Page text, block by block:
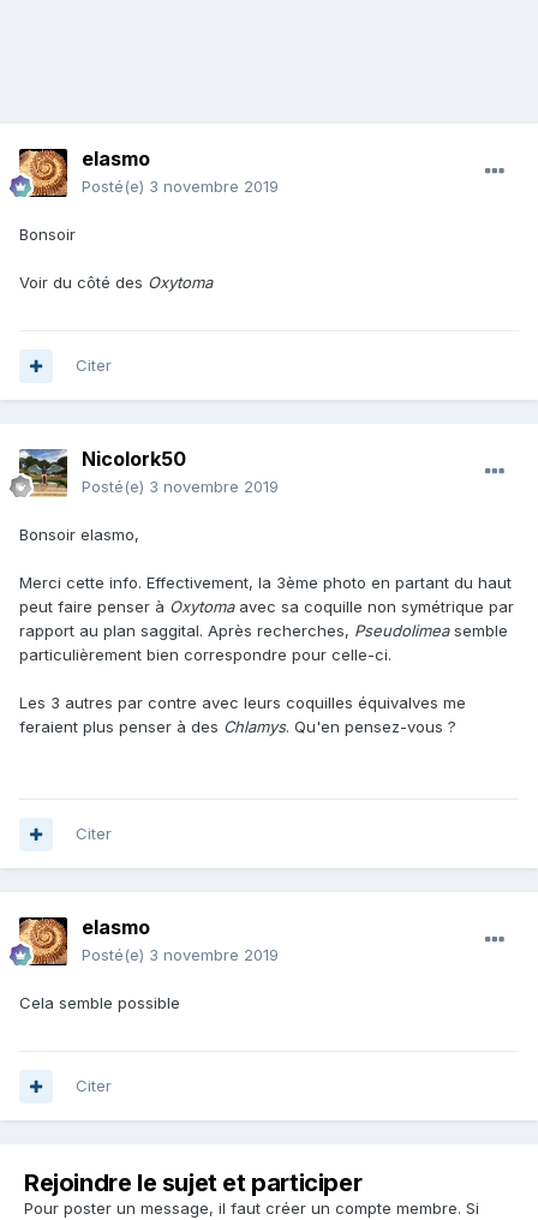
elasmo
Posté(e) 3 novembre 2019
Bonsoir
Voir du côté des Oxytoma
Citer
Nicolork50
Posté(e) 3 novembre 2019
Bonsoir elasmo,
Merci cette info. Effectivement, la 3ème photo en partant du haut
peut faire penser à Oxytomaavec sa coquille non symétrique par
rapport au plan saggital. Après recherches, Pseudolimeasemble
particulièrement bien correspondre pour celle-ci.
Les 3 autres par contre avec leurs coquilles équivalves me
feraient plus penser à des Chlamys. Qu'en pensez-vous ?
Citer
elasmo
Posté(e) 3 novembre 2019
Cela semble possible
Citer
Rejoindre le sujet et participer
Pour poster un message, il faut créer un compte membre. Si